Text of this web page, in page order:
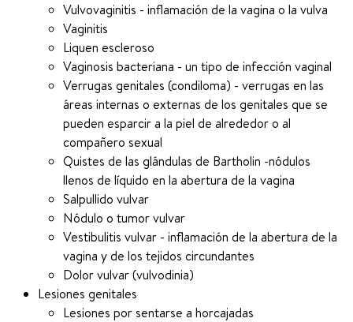
Vulvovaginitis - inflamación de la vagina o la vulva
Vaginitis
Liquen escleroso
Vaginosis bacteriana - un tipo de infección vaginal
Verrugas genitales (condiloma) - verrugas en las
áreas internas o externas de los genitales que se
pueden esparcir a la piel de alrededor o al
compañero sexual
Quistes de las glándulas de Bartholin -nódulos
llenos de líquido en la abertura de la vagina
Salpullido vulvar
Nódulo o tumor vulvar
Vestibulitis vulvar - inflamación de la abertura de la
vagina y de los tejidos circundantes
Dolor vulvar (vulvodinia)
Lesiones genitales
Lesiones por sentarse a horcajadas